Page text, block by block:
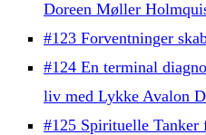
Doreen Møller
#123 Forventninger
#124 En terminal
liv med Lykke Avalon
#125 Spirituelle Tanker